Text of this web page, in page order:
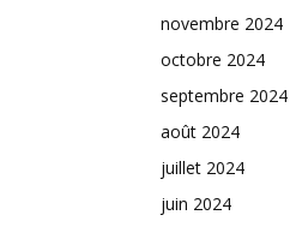
novembre 2024
octobre 2024
septembre 2024
août 2024
juillet 2024
juin 2024